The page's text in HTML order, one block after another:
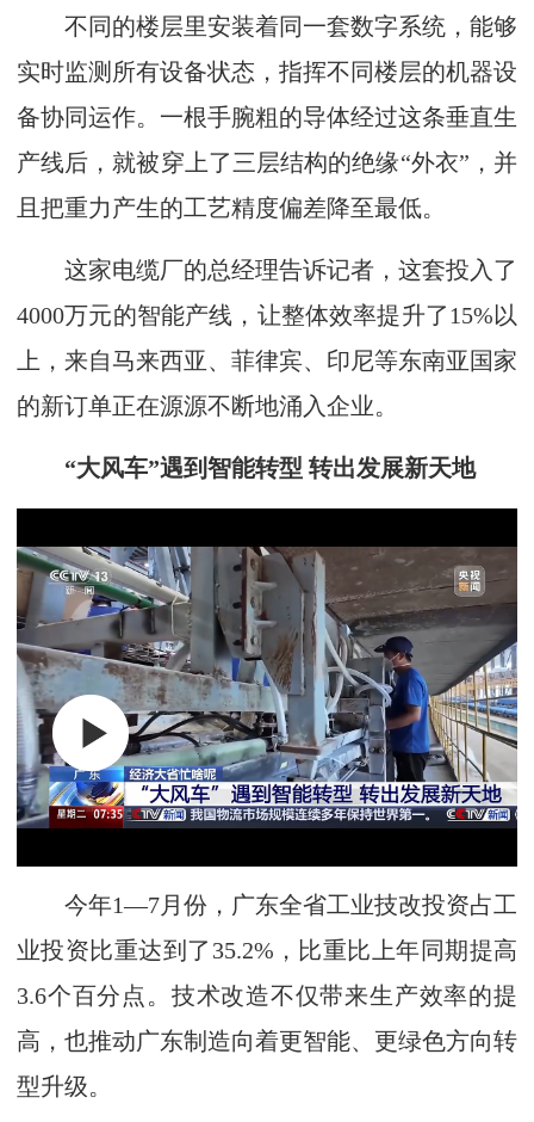
不同的楼层里安装着同一套数字系统，能够
实时监测所有设备状态，指挥不同楼层的机器设
备协同运作。一根手腕粗的导体经过这条垂直生
产线后，就被穿上了三层结构的绝缘“外衣”，并
且把重力产生的工艺精度偏差降至最低。
这家电缆厂的总经理告诉记者，这套投入了
4000万元的智能产线，让整体效率提升了15%以
上，来自马来西亚、菲律宾、印尼等东南亚国家
的新订单正在源源不断地涌入企业。
“大风车”遇到智能转型 转出发展新天地
今年1—7月份，广东全省工业技改投资占工
业投资比重达到了35.2%，比重比上年同期提高
3.6个百分点。技术改造不仅带来生产效率的提
高，也推动广东制造向着更智能、更绿色方向转
型升级。